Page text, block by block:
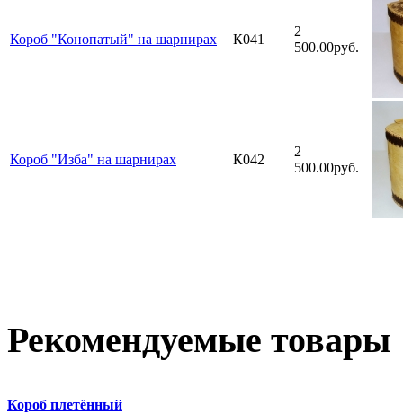
Короб "Конопатый" на шарнирах К041
2
500.00руб.
Короб "Изба" на шарнирах К042
2
500.00руб.
Рекомендуемые товары
Короб плетённый